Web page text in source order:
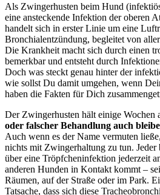
Als Zwingerhusten beim Hund
eine ansteckende Infektion der oberen
handelt sich in erster Linie um eine
Bronchialentzündung, begleitet von
Die Krankheit macht sich durch einen
bemerkbar und entsteht durch
Doch was steckt genau hinter der
wie sollst Du damit umgehen, wenn
haben die Fakten für Dich
Der Zwingerhusten hält einige Wochen
oder falscher Behandlung auch
Auch wenn es der Name vermuten
nichts mit Zwingerhaltung zu tun.
über eine Tröpfcheninfektion jederzeit
anderen Hunden in Kontakt kommt –
Räumen, auf der Straße oder im Park.
Tatsache, dass sich diese